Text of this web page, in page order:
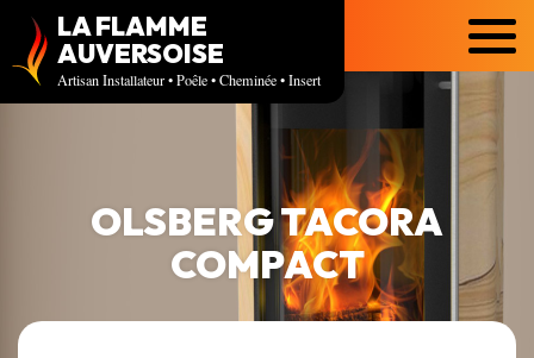
LA FLAMME
AUVERSOISE
Artisan Installateur • Poêle • Cheminée • Insert
Menu
OLSBERG TACORA
COMPACT